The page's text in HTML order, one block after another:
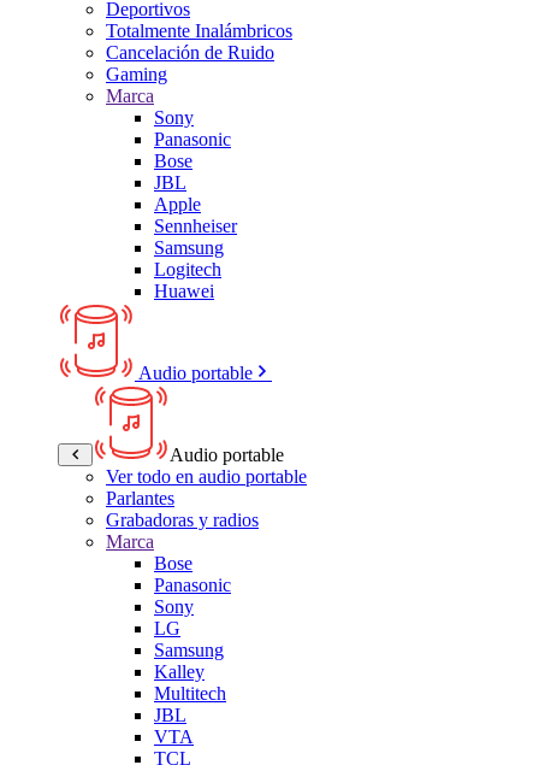
Deportivos
Totalmente Inalámbricos
Cancelación de Ruido
Gaming
Marca
Sony
Panasonic
Bose
JBL
Apple
Sennheiser
Samsung
Logitech
Huawei
Audio portable
Audio portable
Ver todo en audio portable
Parlantes
Grabadoras y radios
Marca
Bose
Panasonic
Sony
LG
Samsung
Kalley
Multitech
JBL
VTA
TCL